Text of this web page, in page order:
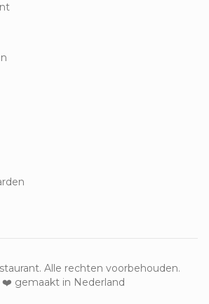
Alle rechten voorbehouden.
❤️ gemaakt in Nederland